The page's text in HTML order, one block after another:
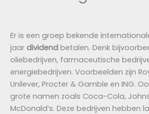
Er is een groep bekende
jaar dividend betalen. Denk
oliebedrijven, farmaceutische
energiebedrijven. Voorbeelden zijn
Unilever, Procter & Gamble en ING.
grote namen zoals Coca-Cola,
McDonald’s. Deze bedrijven hebben